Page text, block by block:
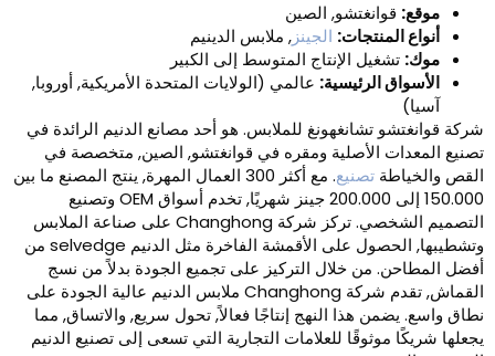
موقع:قوانغتشو, الصين
أنواع المنتجات:الجينز, ملابس الدينيم
موك:تشغيل الإنتاج المتوسط ​​إلى الكبير
الأسواق الرئيسية:عالمي (الولايات المتحدة الأمريكية, أوروبا,
آسيا)
قوانغتشو تشانغهونغ للملابس. هو أحد مصانع الدنيم الرائدة في
المعدات الأصلية ومقره في قوانغتشو, الصين, متخصصة في
والخياطةتصنيع
. مع أكثر 300 العمال المهرة, ينتج المصنع ما بين
150.000 إلى 200.000 جينز شهريًا, تخدم أسواق OEM وتصنيع
التصميم الشخصي. تركز شركة Changhong على صناعة الملابس
وتشطيبها, الحصول على الأقمشة الفاخرة مثل الدنيم selvedge من
المطاحن. من خلال التركيز على تجميع الجودة بدلاً من نسج
القماش, تقدم شركة Changhong ملابس الدنيم عالية الجودة على
واسع. يضمن هذا النهج إنتاجًا فعالاً, تحول سريع, والاتساق, مما
شريكًا موثوقًا للعلامات التجارية التي تسعى إلى تصنيع الدنيم